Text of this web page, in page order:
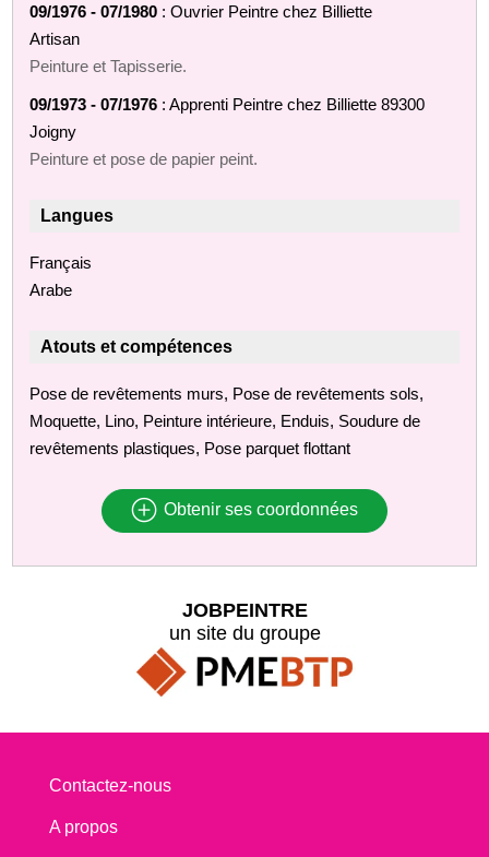
09/1976 - 07/1980 : Ouvrier Peintre chez Billiette
Artisan
Peinture et Tapisserie.
09/1973 - 07/1976 : Apprenti Peintre chez Billiette 89300
Joigny
Peinture et pose de papier peint.
Langues
Français
Arabe
Atouts et compétences
Pose de revêtements murs, Pose de revêtements sols,
Moquette, Lino, Peinture intérieure, Enduis, Soudure de
revêtements plastiques, Pose parquet flottant
Obtenir ses coordonnées
JOBPEINTRE
un site du groupe
Contactez-nous
A propos